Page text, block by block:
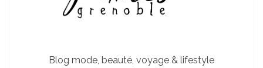
Blog mode, beauté, voyage & lifestyle